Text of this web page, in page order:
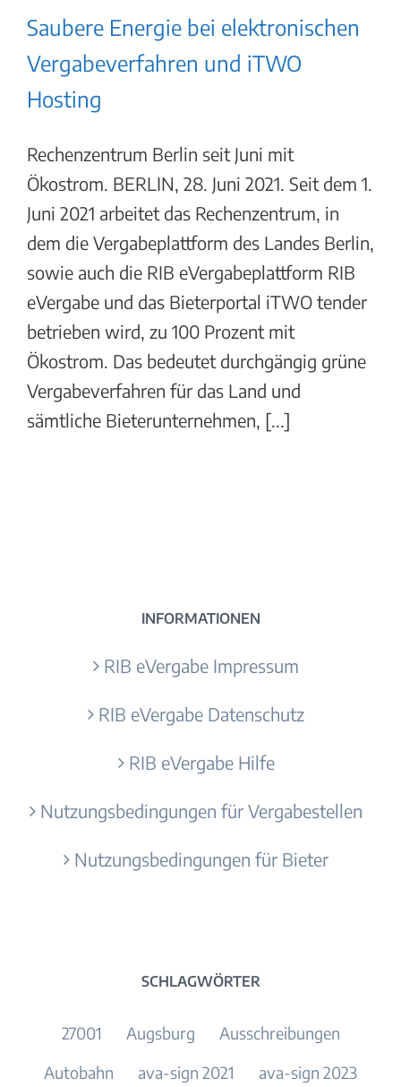
Saubere Energie bei elektronischen
Vergabeverfahren und iTWO
Hosting
Rechenzentrum Berlin seit Juni mit
Ökostrom. BERLIN, 28. Juni 2021. Seit dem 1.
Juni 2021 arbeitet das Rechenzentrum, in
dem die Vergabeplattform des Landes Berlin,
sowie auch die RIB eVergabeplattform RIB
eVergabe und das Bieterportal iTWO tender
betrieben wird, zu 100 Prozent mit
Ökostrom. Das bedeutet durchgängig grüne
Vergabeverfahren für das Land und
sämtliche Bieterunternehmen, [...]
INFORMATIONEN
RIB eVergabe Impressum
RIB eVergabe Datenschutz
RIB eVergabe Hilfe
Nutzungsbedingungen für Vergabestellen
Nutzungsbedingungen für Bieter
SCHLAGWÖRTER
27001 Augsburg
Ausschreibungen
Autobahn
ava-sign 2021
ava-sign 2023